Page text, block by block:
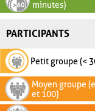
minutes)
PARTICIPANTS
Petit groupe (<
Moyen groupe
et 100)